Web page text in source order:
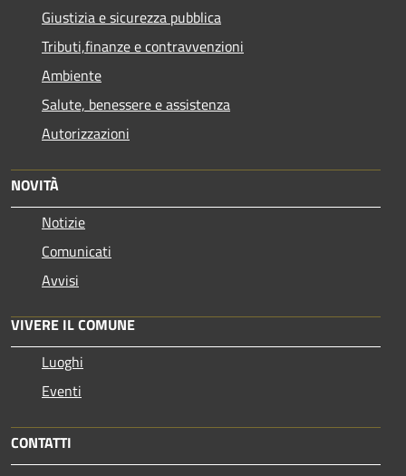
Giustizia e sicurezza pubblica
Tributi,finanze e contravvenzioni
Ambiente
Salute, benessere e assistenza
Autorizzazioni
NOVITÀ
Notizie
Comunicati
Avvisi
VIVERE IL COMUNE
Luoghi
Eventi
CONTATTI